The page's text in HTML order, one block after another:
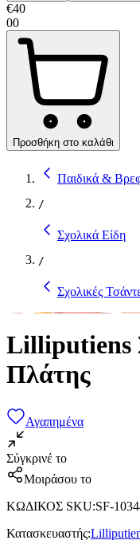
€40
00
Προσθήκη στο καλάθι
Παιδικά &
/
Σχολικά Είδη
/
Σχολικές
Lilliputiens
Πλάτης
Αγαπημένα
Σύγκρινέ το
Μοιράσου το
ΚΩΔΙΚΟΣ SKU:SF-
Κατασκευαστής: